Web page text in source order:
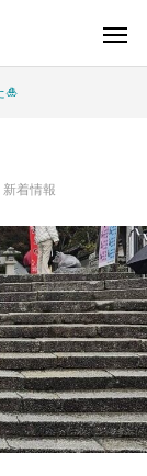
🎍
新着情報